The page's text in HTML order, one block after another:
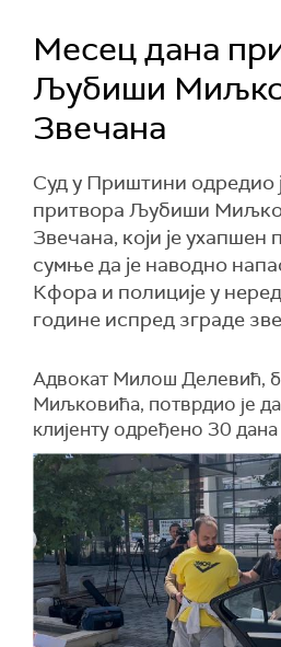
Месец дана
Љубиши
Звечана
Суд у Приштини одредио
притвора Љубиши
Звечана, који је ухапшен
сумње да је наводно
Кфора и полиције у
године испред зграде
Адвокат Милош Делевић,
Миљковића, потврдио је
клијенту одређено 30